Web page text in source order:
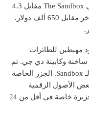
عن مجتمع Sandbox. بيعت قطعة أرض في The Sandbox مقابل 4.3
مليون دولار ، كما تم بيع يخت افتراضي فاخر مقابل 650 ألف دولار.
مهبطين للطائرات
وكابينة دي جي. تم
تصميمه كجزء من مجموعة NFT الفاخرة لـ Sandbox. الجزر الخاصة
الأصول الرقمية
الأخرى المتاحة. تم بيع مجموعة من 100 جزيرة خاصة في أقل من 24